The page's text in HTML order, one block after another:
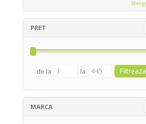
PRET
de la la
MARCA